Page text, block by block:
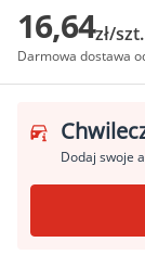
16,64zł/szt.
Darmowa dostawa
Dodaj swoje